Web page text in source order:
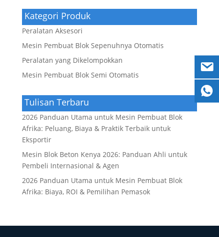
Kategori Produk
Peralatan Aksesori
Mesin Pembuat Blok Sepenuhnya Otomatis
Peralatan yang Dikelompokkan
Mesin Pembuat Blok Semi Otomatis
Tulisan Terbaru
2026 Panduan Utama untuk Mesin Pembuat Blok
Afrika: Peluang, Biaya & Praktik Terbaik untuk
Eksportir
Mesin Blok Beton Kenya 2026: Panduan Ahli untuk
Pembeli Internasional & Agen
2026 Panduan Utama untuk Mesin Pembuat Blok
Afrika: Biaya, ROI & Pemilihan Pemasok